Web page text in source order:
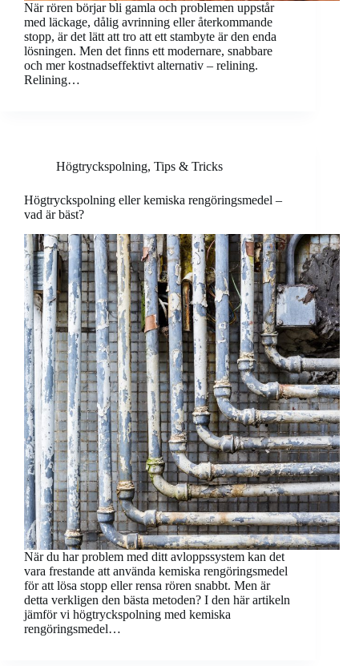
När rören börjar bli gamla och problemen uppstår
med läckage, dålig avrinning eller återkommande
stopp, är det lätt att tro att ett stambyte är den enda
lösningen. Men det finns ett modernare, snabbare
och mer kostnadseffektivt alternativ – relining.
Relining…
Högtryckspolning, Tips & Tricks
Högtryckspolning eller kemiska rengöringsmedel –
vad är bäst?
När du har problem med ditt avloppssystem kan det
vara frestande att använda kemiska rengöringsmedel
för att lösa stopp eller rensa rören snabbt. Men är
detta verkligen den bästa metoden? I den här artikeln
jämför vi högtryckspolning med kemiska
rengöringsmedel…